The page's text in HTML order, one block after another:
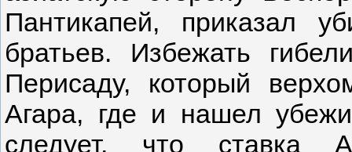
Пантикапей, приказал
братьев. Избежать
Перисаду, который
Агара, где и нашел
следует, что ставка